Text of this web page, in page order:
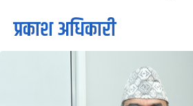
प्रकाश अधिकारी